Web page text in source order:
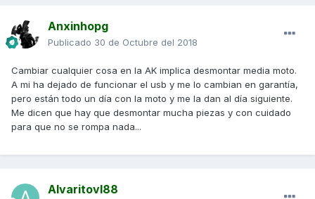
Anxinhopg
Publicado 30 de Octubre del 2018
Cambiar cualquier cosa en la AK implica desmontar media moto.
A mi ha dejado de funcionar el usb y me lo cambian en garantía,
pero están todo un día con la moto y me la dan al día siguiente.
Me dicen que hay que desmontar mucha piezas y con cuidado
para que no se rompa nada...
Alvaritovl88